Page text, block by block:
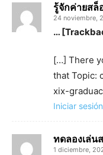
รู้จักค่ายส
24 noviembre,
…
[…] There
that Topic:
xix-
Iniciar
ทดลองเล่น
1 diciembre,